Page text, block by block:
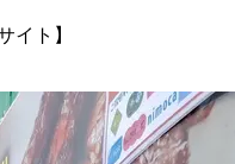
サイト】